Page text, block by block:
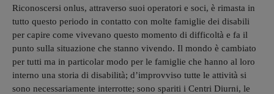
Riconoscersi onlus, attraverso suoi operatori e soci, è rimasta in
tutto questo periodo in contatto con molte famiglie dei disabili
per capire come vivevano questo momento di difficoltà e fa il
punto sulla situazione che stanno vivendo. Il mondo è cambiato
per tutti ma in particolar modo per le famiglie che hanno al loro
interno una storia di disabilità; d’improvviso tutte le attività si
sono necessariamente interrotte; sono spariti i Centri Diurni, le